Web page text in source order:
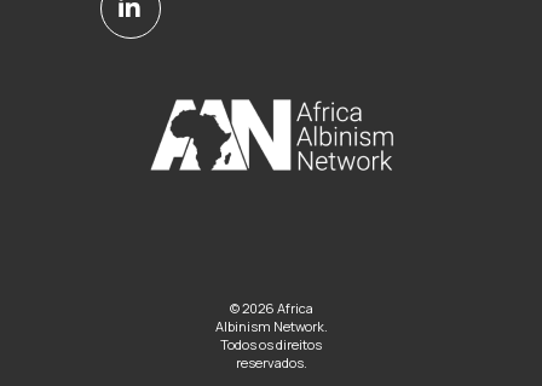
© 2026 Africa
Albinism Network.
Todos os direitos
reservados.